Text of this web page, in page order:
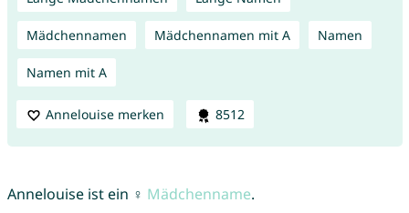
Mädchennamen Mädchennamen mit A Namen
Namen mit A
Annelouise merken 8512
Annelouise ist ein ♀ Mädchenname.